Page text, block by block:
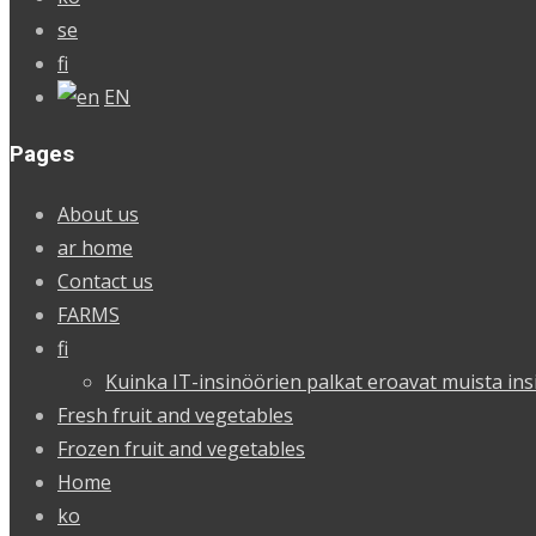
se
fi
EN
Pages
About us
ar home
Contact us
FARMS
fi
Kuinka IT-insinöörien palkat eroavat muista
Fresh fruit and vegetables
Frozen fruit and vegetables
Home
ko